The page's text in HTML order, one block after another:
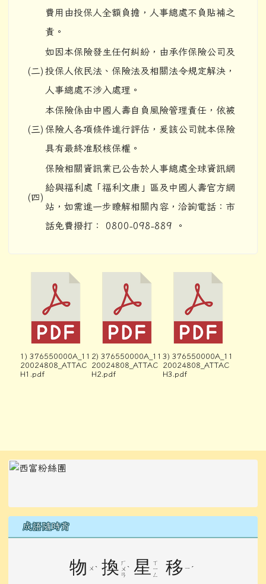
費用由投保人全額負擔，人事總處不負貼補之
責。
(二)
如因本保險發生任何糾紛，由承作保險公司及
投保人依民法、保險法及相關法令規定解決，
人事總處不涉入處理。
(三)
本保險係由中國人壽自負風險管理責任，依被
保險人各項條件進行評估，爰該公司就本保險
具有最終准駁核保權。
(四)
保險相關資訊業已公告於人事總處全球資訊網
給與福利處「福利文康」區及中國人壽官方網
站，如需進一步瞭解相關內容，洽詢電話：市
話免費撥打： 0800-098-889 。
1) 376550000A_11
20024808_ATTAC
H1.pdf
2) 376550000A_11
20024808_ATTAC
H2.pdf
3) 376550000A_11
20024808_ATTAC
H3.pdf
左邊區域內容
成語隨時背
物 ㄨ ˋ 換 ㄏ
ㄨ
ㄢ
ˋ 星 ㄒ
ㄧ
ㄥ
移 ㄧ ˊ